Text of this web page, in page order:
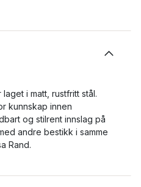
i matt, rustfritt stål.
kunnskap innen
og stilrent innslag på
andre bestikk i samme
Rand.